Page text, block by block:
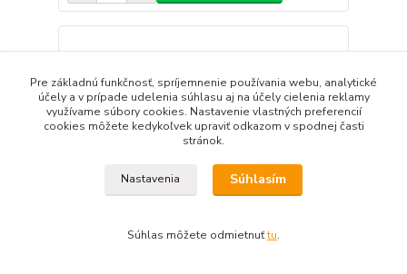
Pre základnú funkčnosť, spríjemnenie používania webu, analytické
účely a v prípade udelenia súhlasu aj na účely cielenia reklamy
využívame súbory cookies. Nastavenie vlastných preferencií
cookies môžete kedykoľvek upraviť odkazom v spodnej časti
stránok.
Nastavenia Súhlasím
Súhlas môžete odmietnuťtu.